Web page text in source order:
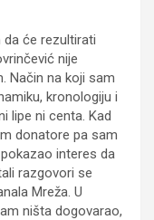
da će rezultirati
nije
Način na koji sam
kronologiju i
lipe ni centa. Kad
donatore pa sam
interes da
razgovori se
Mreža. U
ništa dogovarao,